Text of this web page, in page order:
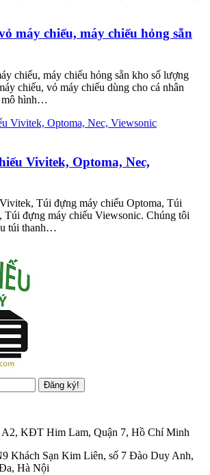
máy chiếu, máy chiếu hỏng sẵn
chiếu, máy chiếu hỏng sẵn kho số lượng
chiếu, vỏ máy chiếu dùng cho cá nhân
mô hình…
Vivitek, Optoma, Nec,
Túi đựng máy chiếu Optoma, Túi
Túi đựng máy chiếu Viewsonic. Chúng tôi
túi thanh…
Đăng ký!
A2, KĐT Him Lam, Quận 7, Hồ Chí Minh
Khách Sạn Kim Liên, số 7 Đào Duy Anh,
Hà Nội